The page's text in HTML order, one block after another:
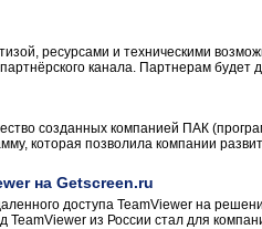
ресурсами и техническими
канала. Партнерам будет
созданных компанией ПАК
которая позволила компании
на Getscreen.ru
доступа TeamViewer на
из России стал для